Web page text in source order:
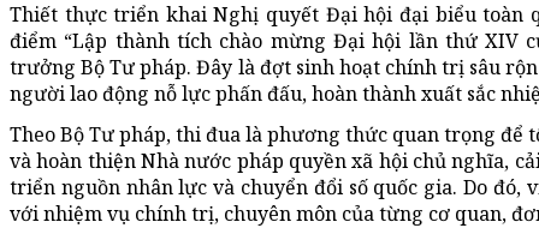
Thiết thực triển khai Nghị quyết Đại hội đại biểu toàn
điểm “Lập thành tích chào mừng Đại hội lần thứ XIV
trưởng Bộ Tư pháp. Đây là đợt sinh hoạt chính trị sâu
người lao động nỗ lực phấn đấu, hoàn thành xuất sắc
Theo Bộ Tư pháp, thi đua là phương thức quan trọng
và hoàn thiện Nhà nước pháp quyền xã hội chủ nghĩa,
triển nguồn nhân lực và chuyển đổi số quốc gia. Do
với nhiệm vụ chính trị, chuyên môn của từng cơ quan,